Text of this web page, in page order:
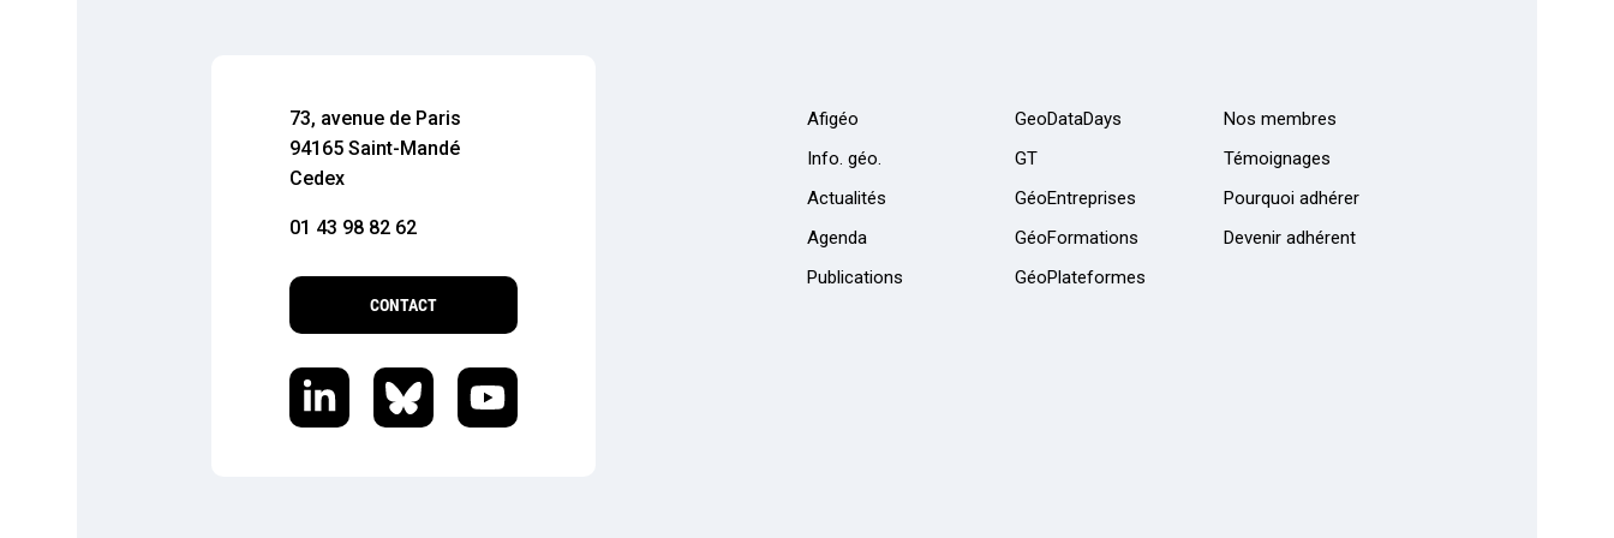
73, avenue de Paris
94165 Saint-Mandé
Cedex
01 43 98 82 62
CONTACT
Afigéo
Info. géo.
Actualités
Agenda
Publications
GeoDataDays
GT
GéoEntreprises
GéoFormations
GéoPlateformes
Nos membres
Témoignages
Pourquoi adhérer
Devenir adhérent